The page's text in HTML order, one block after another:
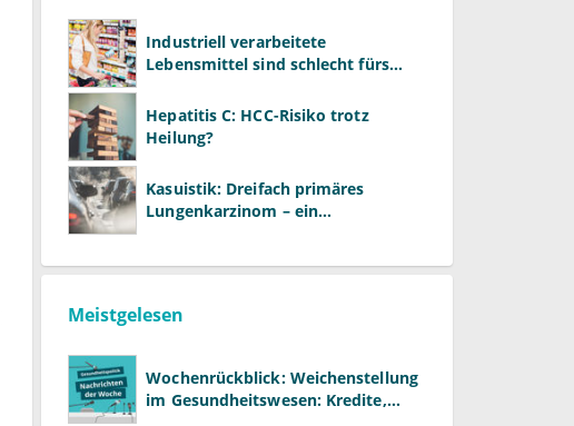
Industriell verarbeitete
Lebensmittel sind schlecht fürs
Hepatitis C: HCC-Risiko trotz
Heilung?
Kasuistik: Dreifach primäres
Lungenkarzinom – ein
Meistgelesen
Wochenrückblick: Weichenstellung
im Gesundheitswesen: Kredite,